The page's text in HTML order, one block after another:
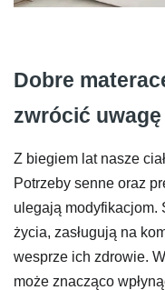
Dobre
zwrócić
Z biegiem lat nasze
Potrzeby senne oraz
ulegają modyfikacjom.
życia, zasługują na
wesprze ich zdrowie.
może znacząco